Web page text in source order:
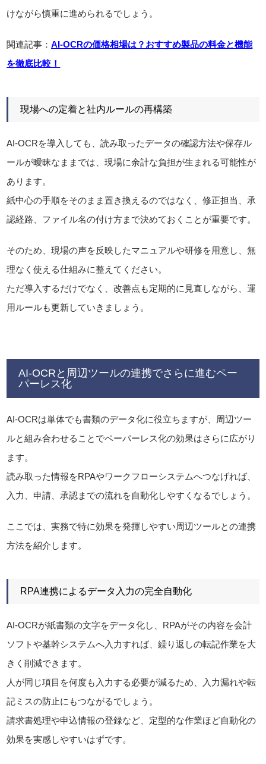
けながら慎重に進められるでしょう。
関連記事：AI-OCRの価格相場は？おすすめ製品の料金と機能
を徹底比較！
現場への定着と社内ルールの再構築
AI-OCRを導入しても、読み取ったデータの確認方法や保存ル
ールが曖昧なままでは、現場に余計な負担が生まれる可能性が
あります。
紙中心の手順をそのまま置き換えるのではなく、修正担当、承
認経路、ファイル名の付け方まで決めておくことが重要です。
そのため、現場の声を反映したマニュアルや研修を用意し、無
理なく使える仕組みに整えてください。
ただ導入するだけでなく、改善点も定期的に見直しながら、運
用ルールも更新していきましょう。
AI-OCRと周辺ツールの連携でさらに進むペー
パーレス化
AI-OCRは単体でも書類のデータ化に役立ちますが、周辺ツー
ルと組み合わせることでペーパーレス化の効果はさらに広がり
ます。
読み取った情報をRPAやワークフローシステムへつなげれば、
入力、申請、承認までの流れを自動化しやすくなるでしょう。
ここでは、実務で特に効果を発揮しやすい周辺ツールとの連携
方法を紹介します。
RPA連携によるデータ入力の完全自動化
AI-OCRが紙書類の文字をデータ化し、RPAがその内容を会計
ソフトや基幹システムへ入力すれば、繰り返しの転記作業を大
きく削減できます。
人が同じ項目を何度も入力する必要が減るため、入力漏れや転
記ミスの防止にもつながるでしょう。
請求書処理や申込情報の登録など、定型的な作業ほど自動化の
効果を実感しやすいはずです。